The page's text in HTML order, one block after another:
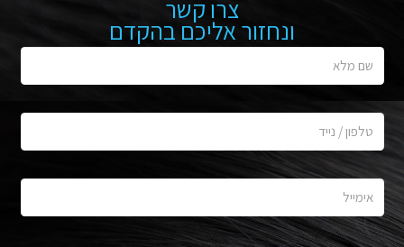
צרו קשר
ונחזור אליכם בהקדם